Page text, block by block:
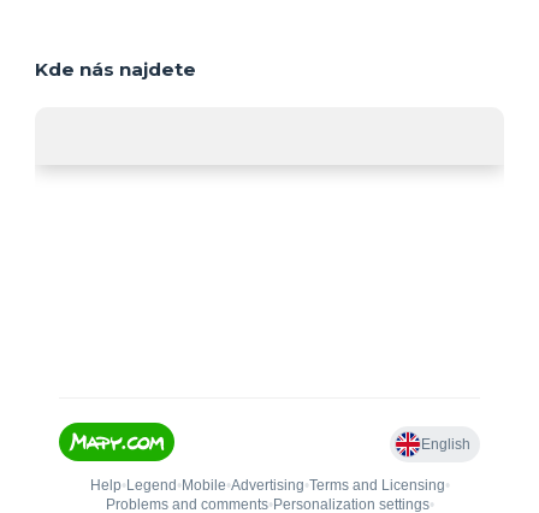
Kde nás najdete